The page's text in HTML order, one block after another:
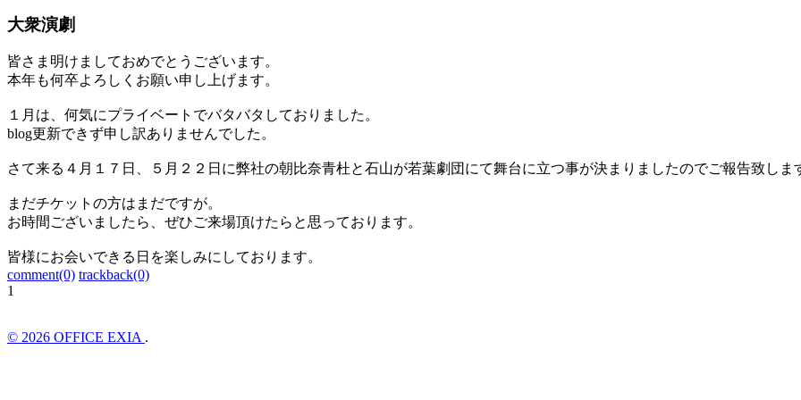
大衆演劇
皆さま明けましておめでとうございます。
本年も何卒よろしくお願い申し上げます。
１月は、何気にプライベートでバタバタしておりました。
blog更新できず申し訳ありませんでした。
さて来る４月１７日、５月２２日に弊社の朝比奈青杜と石山が若葉劇団にて舞台に立つ事が決まりましたのでご報告致しま
まだチケットの方はまだですが。
お時間ございましたら、ぜひご来場頂けたらと思っております。
皆様にお会いできる日を楽しみにしております。
comment(0) trackback(0)
1
© 2026 OFFICE EXIA .